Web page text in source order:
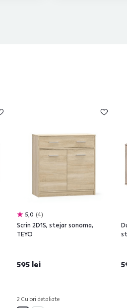
5,0 4
Scrin 2D1S, stejar sonoma,
TEYO
595 lei
2 Culori detaliate